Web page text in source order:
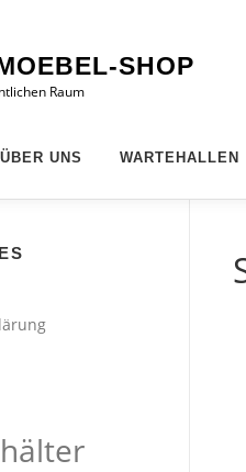
SHOP
Raum
ÜBER UNS WARTEHALLEN